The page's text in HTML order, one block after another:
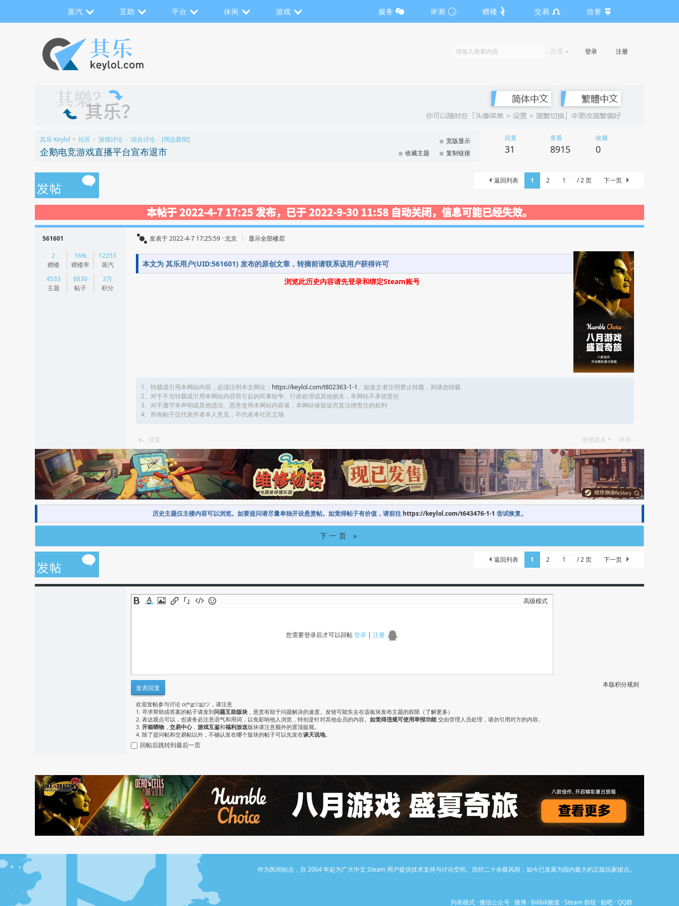
蒸汽 互助 平台 休闲 游戏 服务 评测 赠楼 交易 信誉
百度 登录 注册
其乐 Keylol >> 社区 › 游戏讨论 › 综合讨论 › [周边新闻]
企鹅电竞游戏直播平台宣布退市
宽版显示
收藏主题
复制链接
回复
31
查看
8915
收藏
0
1 2 / 2 页 下一页
返回列表
本帖于 2022-4-7 17:25 发布，已于 2022-9-30 11:58 自动关闭，信息可能已经失效。
561601
2
赠楼
16%
赠楼率
12253
蒸汽
4533
主题
8830
帖子
3万
积分
发表于 2022-4-7 17:25:59 · 北京 |
显示全部楼层
阅读模式
本文为 其乐用户(UID:561601) 发布的原创文章，转摘前请联系该用户获得许可
浏览此历史内容请先登录和绑定Steam账号
1、转载或引用本网站内容，必须注明本文网址： https://keylol.com/t802363-1-1。如发文者注明禁止转载，则请勿转载
2、对于不当转载或引用本网站内容而引起的民事纷争、行政处理或其他损失，本网站不承担责任
3、对不遵守本声明或其他违法、恶意使用本网站内容者，本网站保留追究其法律责任的权利
4、所有帖子仅代表作者本人意见，不代表本社区立场
回复 使用道具 举报
历史主题仅主楼内容可以浏览。如要提问请尽量单独开设悬赏帖。如觉得帖子有价值，请前往 https://keylol.com/t643476-1-1 尝试恢复。
下一页 »
1 2 / 2 页 下一页
返回列表
高级模式
您需要登录后才可以回帖登录| 注册
本版积分规则
发表回复
欢迎发帖参与讨论 o(*≧▽≦)ツ，请注意
1. 寻求帮助或答案的帖子请发到问题互助版块 ，悬赏有助于问题解决的速度。发错可能失去在该板块发布主题的权限（ 了解更多 ）
2. 表达观点可以，也请务必注意语气和用词，以免影响他人浏览，特别是针对其他会员的内容。 如觉得违规可使用举报功能 交由管理人员处理，请勿引用对方的内容。
3. 开箱晒物 ， 交易中心， 游戏互鉴和福利放送版块请注意额外的置顶版规。
4. 除了提问帖和交易帖以外，不确认发在哪个版块的帖子可以先发在谈天说地。
回帖后跳转到最后一页
作为民间站点，自 2004 年起为广大中文 Steam 用户提供技术支持与讨论空间。历经二十余载风雨，如今已发展为国内最大的正版玩家据点。
列表模式 ·微信公众号 ·微博 · Bilibili频道 ·Steam 群组 · 贴吧 ·QQ群